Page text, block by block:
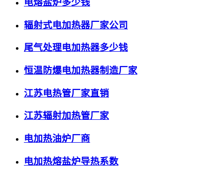
电熔盐炉多少钱
辐射式电加热器厂家公司
尾气处理电加热器多少钱
恒温防爆电加热器制造厂家
江苏电热管厂家直销
江苏辐射加热管厂家
电加热油炉厂商
电加热熔盐炉导热系数